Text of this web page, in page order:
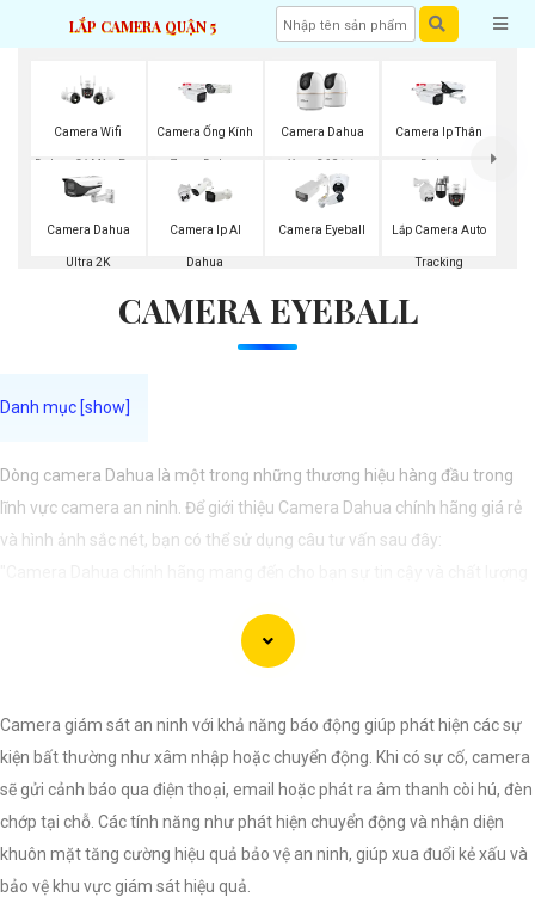
LẮP CAMERA QUẬN 5
Camera Wifi
Dahua Có Màu Ban
Đêm
Camera Ống Kính
Zoom Dahua
Camera Dahua
Xoay 360 Độ
Camera Ip Thân
Dahua
Camera Dahua
Ultra 2K
Camera Ip AI
Dahua
Camera Eyeball Lắp Camera Auto
Tracking
CAMERA EYEBALL
Dòng camera Dahua là một trong những thương hiệu hàng đầu trong
lĩnh vực camera an ninh. Để giới thiệu Camera Dahua chính hãng giá rẻ
và hình ảnh sắc nét, bạn có thể sử dụng câu tư vấn sau đây:
này hứa hẹn đáp ứng mọi nhu cầu giám sát của bạn. Đừng ngần ngại
trải nghiệm sự ổn định và chất lượng vượt trội của Camera Dahua chính
Camera giám sát an ninh với khả năng báo động giúp phát hiện các sự
kiện bất thường như xâm nhập hoặc chuyển động. Khi có sự cố, camera
sẽ gửi cảnh báo qua điện thoại, email hoặc phát ra âm thanh còi hú, đèn
chớp tại chỗ. Các tính năng như phát hiện chuyển động và nhận diện
khuôn mặt tăng cường hiệu quả bảo vệ an ninh, giúp xua đuổi kẻ xấu và
bảo vệ khu vực giám sát hiệu quả.